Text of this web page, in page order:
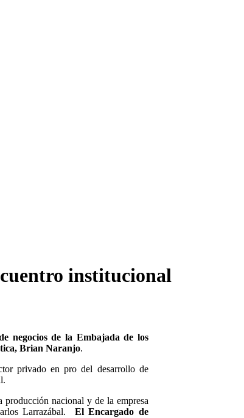
institucional
negocios de la Embajada de los
Brian Naranjo.
privado en pro del desarrollo de
producción nacional y de la empresa
Larrazábal.El Encargado de